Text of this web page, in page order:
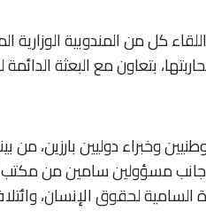
كل من المندوبية الوزارية
بتعاون مع البعثة
وخبراء دوليين بارزين، من
جانب مسؤولين سامين من مكتب
لحقوق الإنسان،